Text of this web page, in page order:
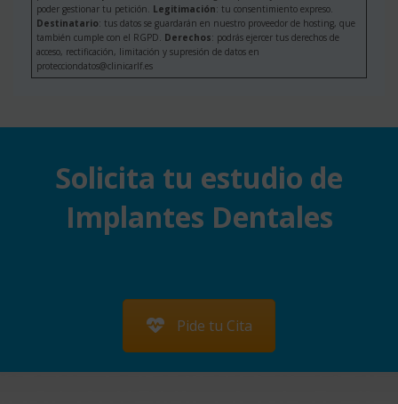
poder gestionar tu petición. Legitimación: tu consentimiento expreso.
Destinatario: tus datos se guardarán en nuestro proveedor de hosting, que
también cumple con el RGPD. Derechos: podrás ejercer tus derechos de
acceso, rectificación, limitación y supresión de datos en
protecciondatos@clinicarlf.es
Solicita tu estudio de
Implantes Dentales
Pide tu Cita